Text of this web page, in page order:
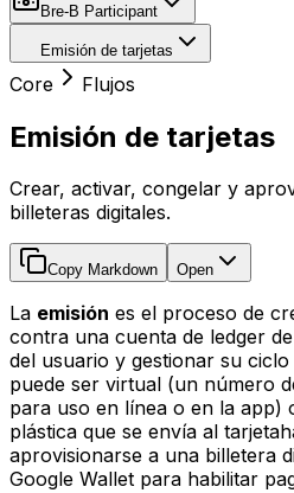
Bre-B Participant
Emisión de tarjetas
Core Flujos
Emisión de tarjetas
Crear, activar, congelar y
billeteras digitales.
Copy Markdown Open
La emisión es el proceso de
contra una cuenta de ledger
del usuario y gestionar su
puede ser virtual (un número
para uso en línea o en la app)
plástica que se envía al
aprovisionarse a una billetera
Google Wallet para habilitar